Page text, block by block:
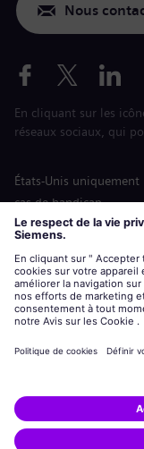
Nous
En cliquant sur les
réseaux sociaux, qui
États-Unis
cas de handicap
Labor Condition
siemens-energy.com
Informations sur
Siemens Energy est